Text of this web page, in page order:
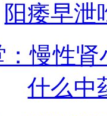
阳痿早泄
性肾
什么中